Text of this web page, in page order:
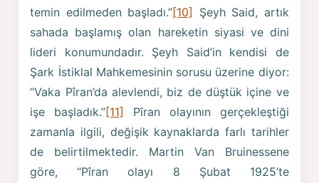
temin edilmeden başladı.”[10] Şeyh Said, artık
sahada başlamış olan hareketin siyasi ve dini
lideri konumundadır. Şeyh Said’in kendisi de
Şark İstiklal Mahkemesinin sorusu üzerine diyor:
“Vaka Pîran’da alevlendi, biz de düştük içine ve
işe başladık.”[11]
Pîran olayının gerçekleştiği
zamanla ilgili, değişik kaynaklarda farlı tarihler
de belirtilmektedir. Martin Van Bruinessene
göre, “Pîran olayı 8 Şubat 1925’te